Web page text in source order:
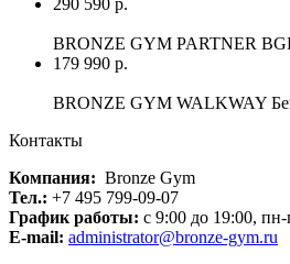
BRONZE GYM PARTNER
179 990 р.
BRONZE GYM WALKWAY
Контакты
Компания: Bronze Gym
Тел.: +7 495 799-09-07
График работы: c 9:00 до 19:00, пн-
E-mail: administrator@bronze-gym.ru